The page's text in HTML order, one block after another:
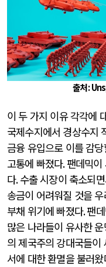
출처 :
이 두 가지 이유 각각에
국제수지에서 경상수지
금융 유입으로 이를 감
고통에 빠졌다.팬데믹
다.수출 시장이 축소되
송금이 어려워질 것을
부채 위기에 빠졌다.팬
많은 나라들이 유사한
의 제국주의 강대국들이
서에 대한 환멸을 불러